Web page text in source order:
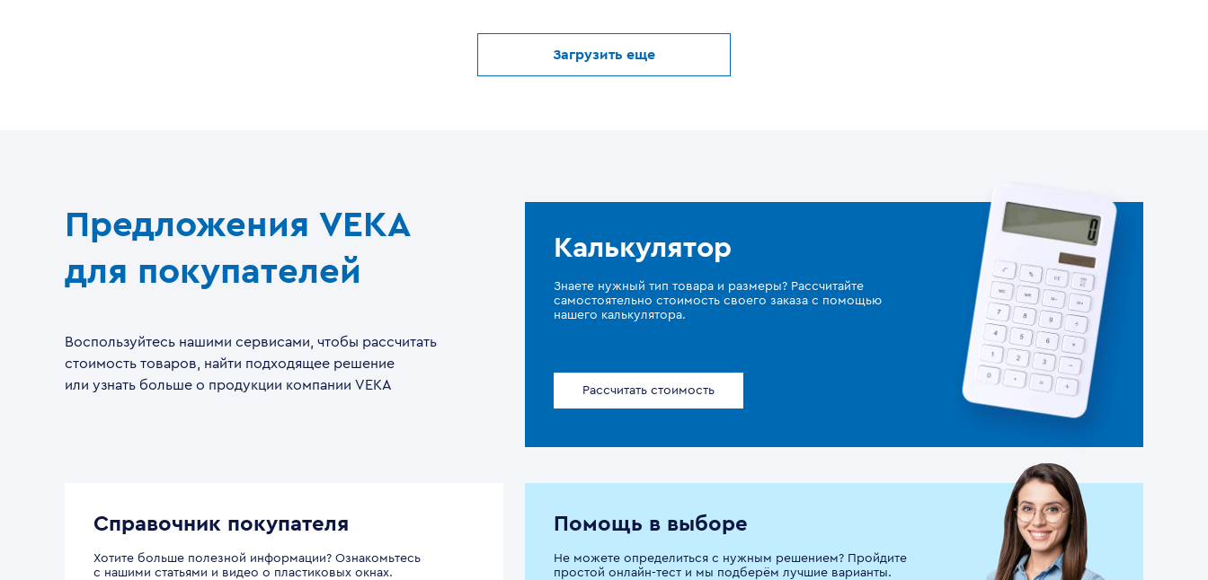
Загрузить еще
Предложения VEKA
для покупателей
Воспользуйтесь нашими сервисами, чтобы рассчитать
стоимость товаров, найти подходящее решение
или узнать больше о продукции компании VEKA
Калькулятор
Знаете нужный тип товара и размеры? Рассчитайте
самостоятельно стоимость своего заказа с помощью
нашего калькулятора.
Рассчитать стоимость
Справочник покупателя
Хотите больше полезной информации? Ознакомьтесь
с нашими статьями и видео о пластиковых окнах.
Помощь в выборе
Не можете определиться с нужным решением? Пройдите
простой онлайн-тест и мы подберём лучшие варианты.